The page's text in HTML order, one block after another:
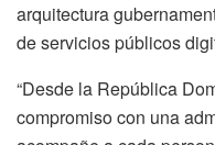
arquitectura
de servicios públicos
“Desde la República
compromiso con una